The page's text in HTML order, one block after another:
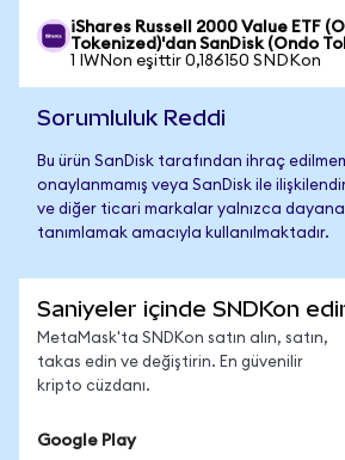
iShares Russell 2000 Value ETF
Tokenized)'dan SanDisk (Ondo
1 IWNon eşittir 0,186150 SNDKon
Sorumluluk Reddi
Bu ürün SanDisk tarafından ihraç
onaylanmamış veya SanDisk ile
ve diğer ticari markalar yalnızca
tanımlamak amacıyla kullanılmaktadır.
Saniyeler içinde SNDKon
MetaMask'ta SNDKon satın alın, satın,
takas edin ve değiştirin. En güvenilir
kripto cüzdanı.
Google Play